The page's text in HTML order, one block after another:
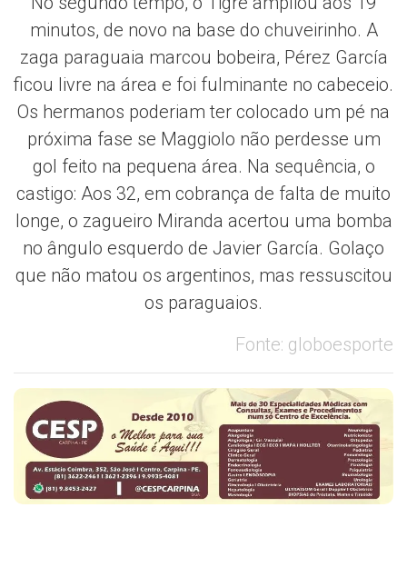
minutos, de novo na base do chuveirinho. A
zaga paraguaia marcou bobeira, Pérez García
ficou livre na área e foi fulminante no cabeceio.
Os hermanos poderiam ter colocado um pé na
próxima fase se Maggiolo não perdesse um
gol feito na pequena área. Na sequência, o
castigo: Aos 32, em cobrança de falta de muito
longe, o zagueiro Miranda acertou uma bomba
no ângulo esquerdo de Javier García. Golaço
que não matou os argentinos, mas ressuscitou
os paraguaios.
Fonte: globoesporte